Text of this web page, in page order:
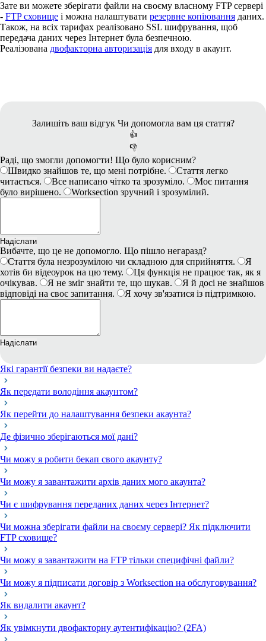
Зате ви можете зберігати файли на своєму власному FTP сервері
- FTP сховище і можна налаштувати резервне копіювання даних.
Також, на всіх тарифах реалізовано SSL шифрування, щоб
передача даних через Інтернет була безпечною.
Реалізована двофакторна авторизація для входу в акаунт.
Залишіть ваш відгук Чи допомогла вам ця стаття?
👍
👎
Раді, що змогли допомогти! Що було корисним?
Швидко знайшов те, що мені потрібне.
Стаття легко
читається.
Все написано чітко та зрозуміло.
Моє питання
було вирішено.
Worksection зручний і зрозумілий.
Надіслати
Вибачте, що це не допомогло. Що пішло негаразд?
Стаття була незрозумілою чи складною для сприйняття.
Я
хотів би відеоурок на цю тему.
Ця функція не працює так, як я
очікував.
Я не зміг знайти те, що шукав.
Я й досі не знайшов
відповіді на своє запитання.
Я хочу зв'язатися із підтримкою.
Надіслати
Які гарантії безпеки ви надаєте?
Як передати володіння акаунтом?
Як перейти до налаштування безпеки акаунта?
Де фізично зберігаються мої дані?
Чи можу я робити бекап свого акаунту?
Чи можу я завантажити архів даних мого акаунта?
Чи є шифрування переданих даних через Інтернет?
Чи можна зберігати файли на своєму сервері? Як підключити
FTP сховище?
Чи можу я завантажити на FTP тільки специфічні файли?
Чи можу я підписати договір з Worksection на обслуговування?
Як видалити акаунт?
Як увімкнути двофакторну аутентифікацію? (2FA)